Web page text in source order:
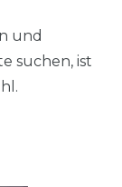
und
suchen, ist